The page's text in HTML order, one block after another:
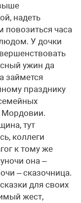
надеть
повозиться часа
У дочки
ужин да
займется
празднику
Мордовии.
тут
коллеги
к тому же
она –
– сказочница.
для своих
жест,